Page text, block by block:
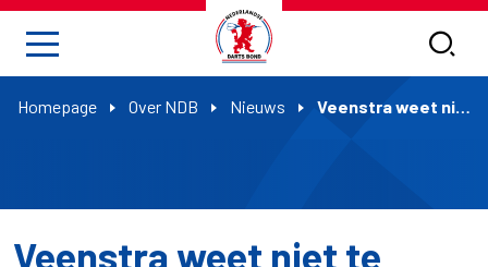
Homepage Over NDB Nieuws Veenstra weet niet te winnen van Alexis Toylo
Veenstra weet niet te